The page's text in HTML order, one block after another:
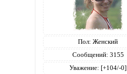
Пол: Женский
Сообщений: 3155
Уважение: [+104/-0]